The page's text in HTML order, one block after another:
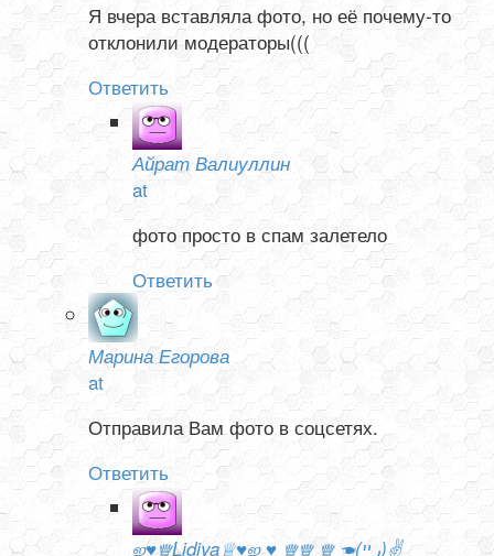
Я вчера вставляла фото, но её почему-то
отклонили модераторы(((
Ответить
Айрат Валиуллин
at
фото просто в спам залетело
Ответить
Марина Егорова
at
Отправила Вам фото в соцсетях.
Ответить
ஐ♥♕Lidiya♕♥ஐ ♥ ♕♕ ♕ ☚(ړײ)✌